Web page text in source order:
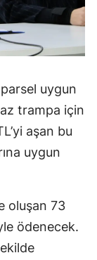
parsel uygun
trampa için
aşan bu
uygun
oluşan 73
ödenecek.